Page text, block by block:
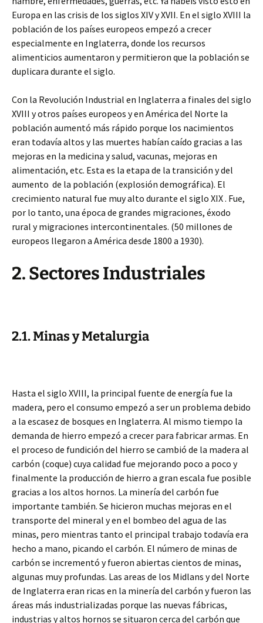
Europa en las crisis de los siglos XIV y XVII. En el siglo XVIII la
población de los países europeos empezó a crecer
especialmente en Inglaterra, donde los recursos
alimenticios aumentaron y permitieron que la población se
duplicara durante el siglo.
Con la Revolución Industrial en Inglaterra a finales del siglo
XVIII y otros países europeos y en América del Norte la
población aumentó más rápido porque los nacimientos
eran todavía altos y las muertes habían caído gracias a las
mejoras en la medicina y salud, vacunas, mejoras en
alimentación, etc. Esta es la etapa de la transición y del
aumento de la población (explosión demográfica). El
crecimiento natural fue muy alto durante el siglo XIX . Fue,
por lo tanto, una época de grandes migraciones, éxodo
rural y migraciones intercontinentales. (50 millones de
europeos llegaron a América desde 1800 a 1930).
2. Sectores Industriales
2.1. Minas y Metalurgia
Hasta el siglo XVIII, la principal fuente de energía fue la
madera, pero el consumo empezó a ser un problema debido
a la escasez de bosques en Inglaterra. Al mismo tiempo la
demanda de hierro empezó a crecer para fabricar armas. En
el proceso de fundición del hierro se cambió de la madera al
carbón (coque) cuya calidad fue mejorando poco a poco y
finalmente la producción de hierro a gran escala fue posible
gracias a los altos hornos. La minería del carbón fue
importante también. Se hicieron muchas mejoras en el
transporte del mineral y en el bombeo del agua de las
minas, pero mientras tanto el principal trabajo todavía era
hecho a mano, picando el carbón. El número de minas de
carbón se incrementó y fueron abiertas cientos de minas,
algunas muy profundas. Las areas de los Midlans y del Norte
de Inglaterra eran ricas en la minería del carbón y fueron las
áreas más industrializadas porque las nuevas fábricas,
industrias y altos hornos se situaron cerca del carbón que